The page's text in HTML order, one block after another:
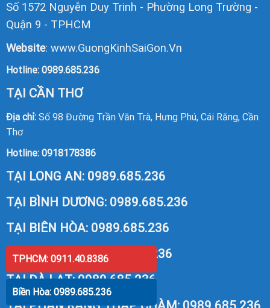
Số 1572 Nguyễn Duy Trinh - Phường Long Trường -
Quận 9 - TPHCM
Website: www.GuongKinhSaiGon.Vn
Hotline: 0989.685.236
TẠI CẦN THƠ
Địa chỉ:Số 98 Đường Trần Văn Trà, Hưng Phú, Cái Răng, Cần
Thơ
Hotline: 0918178386
TẠI LONG AN: 0989.685.236
TẠI BÌNH DƯƠNG: 0989.685.236
TẠI BIÊN HÒA: 0989.685.236
TẠI VŨNG TÀU:0989.685.236
TẠI ĐÀ LẠT:0989.685.236
TPHCM: 0911.40.8386
Biền Hòa: 0989.685.236